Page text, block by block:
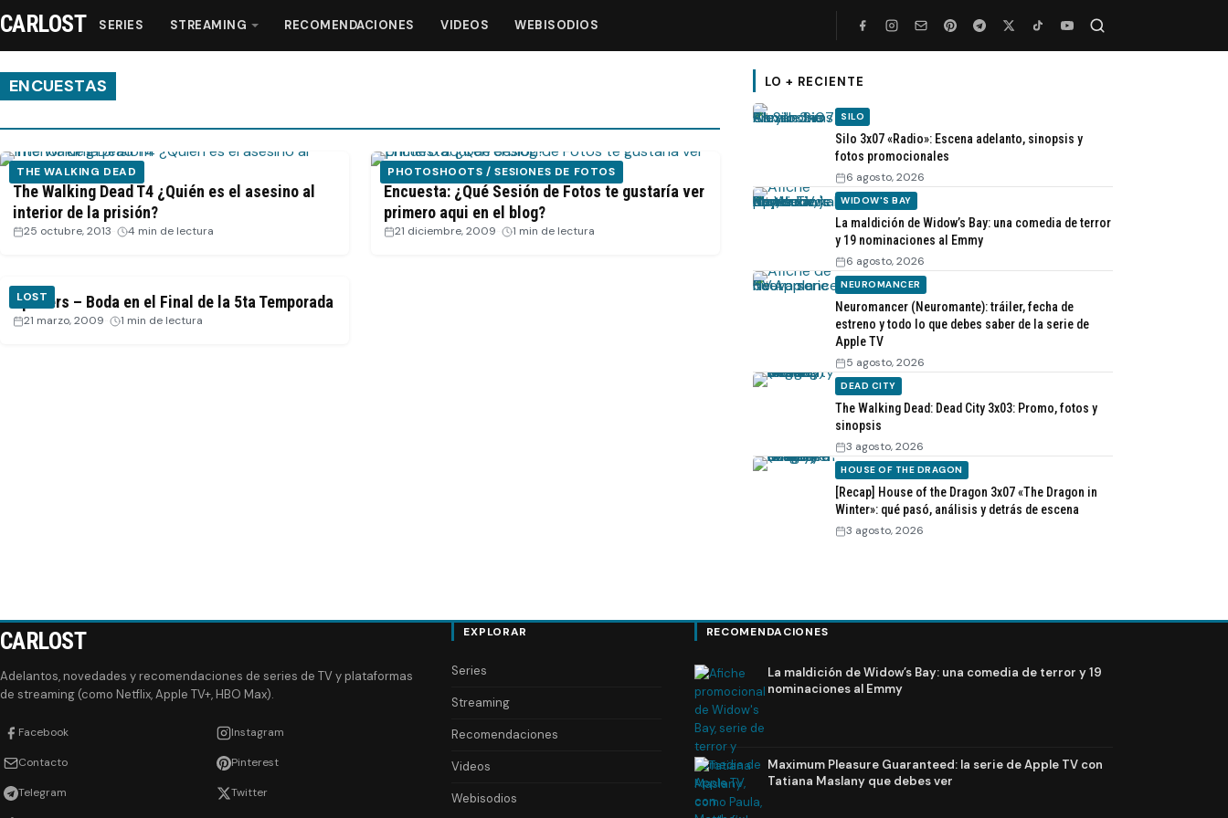
Streaming
Recomendaciones
Videos
CARLOST SERIES STREAMING RECOMENDACIONES VIDEOS WEBISODIOS
ENCUESTAS
THE WALKING DEAD
The Walking Dead T4 ¿Quién es el asesino al
interior de la prisión?
25 octubre, 2013 4 min de lectura
PHOTOSHOOTS / SESIONES DE FOTOS
Encuesta: ¿Qué Sesión de Fotos te gustaría ver
primero aqui en el blog?
21 diciembre, 2009 1 min de lectura
LOST
Spoilers – Boda en el Final de la 5ta Temporada
21 marzo, 2009 1 min de lectura
LO + RECIENTE
SILO
Silo 3x07 «Radio»: Escena adelanto, sinopsis y
fotos promocionales
6 agosto, 2026
WIDOW'S BAY
La maldición de Widow’s Bay: una comedia de terror
y 19 nominaciones al Emmy
6 agosto, 2026
NEUROMANCER
Neuromancer (Neuromante): tráiler, fecha de
estreno y todo lo que debes saber de la serie de
Apple TV
5 agosto, 2026
DEAD CITY
The Walking Dead: Dead City 3x03: Promo, fotos y
sinopsis
3 agosto, 2026
HOUSE OF THE DRAGON
[Recap] House of the Dragon 3x07 «The Dragon in
Winter»: qué pasó, análisis y detrás de escena
3 agosto, 2026
CARLOST
Adelantos, novedades y recomendaciones de series de TV y plataformas
de streaming (como Netflix, Apple TV+, HBO Max).
Facebook Instagram
Contacto Pinterest
Telegram Twitter
EXPLORAR
Series
Streaming
Recomendaciones
Videos
Webisodios
RECOMENDACIONES
La maldición de Widow’s Bay: una comedia de terror y 19
nominaciones al Emmy
Maximum Pleasure Guaranteed: la serie de Apple TV con
Tatiana Maslany que debes ver